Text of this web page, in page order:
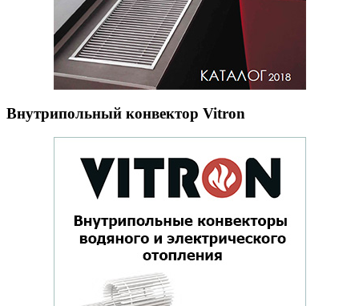
Внутрипольный конвектор Vitron